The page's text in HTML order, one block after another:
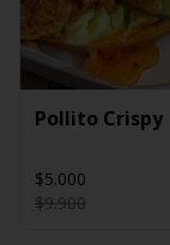
Pollito Crispy
$5.000
$9.900